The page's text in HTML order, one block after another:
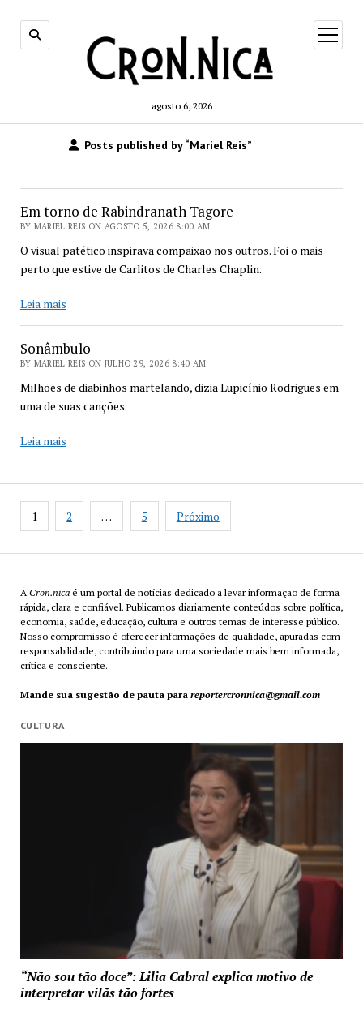
agosto 6, 2026
open
menu
A Cron.nica é um portal de notícias dedicado a levar informação de forma
rápida, clara e confiável. Publicamos diariamente conteúdos sobre política,
economia, saúde, educação, cultura e outros temas de interesse público.
Nosso compromisso é oferecer informações de qualidade, apuradas com
responsabilidade, contribuindo para uma sociedade mais bem informada,
crítica e consciente.
Mande sua sugestão de pauta para reportercronnica@gmail.com
CULTURA
“Não sou tão doce”: Lilia Cabral explica motivo de
interpretar vilãs tão fortes
Posts published by “Mariel Reis”
Em torno de Rabindranath Tagore
BY MARIEL REIS ON AGOSTO 5, 2026 8:00 AM
O visual patético inspirava compaixão nos outros. Foi o mais
perto que estive de Carlitos de Charles Chaplin.
Leia maisEm
Rabindranath
Tagore
Sonâmbulo
BY MARIEL REIS ON JULHO 29, 2026 8:40 AM
Milhões de diabinhos martelando, dizia Lupicínio Rodrigues em
uma de suas canções.
Leia maisSonâmbulo
Paginação
de1 2 … 5 Próximo